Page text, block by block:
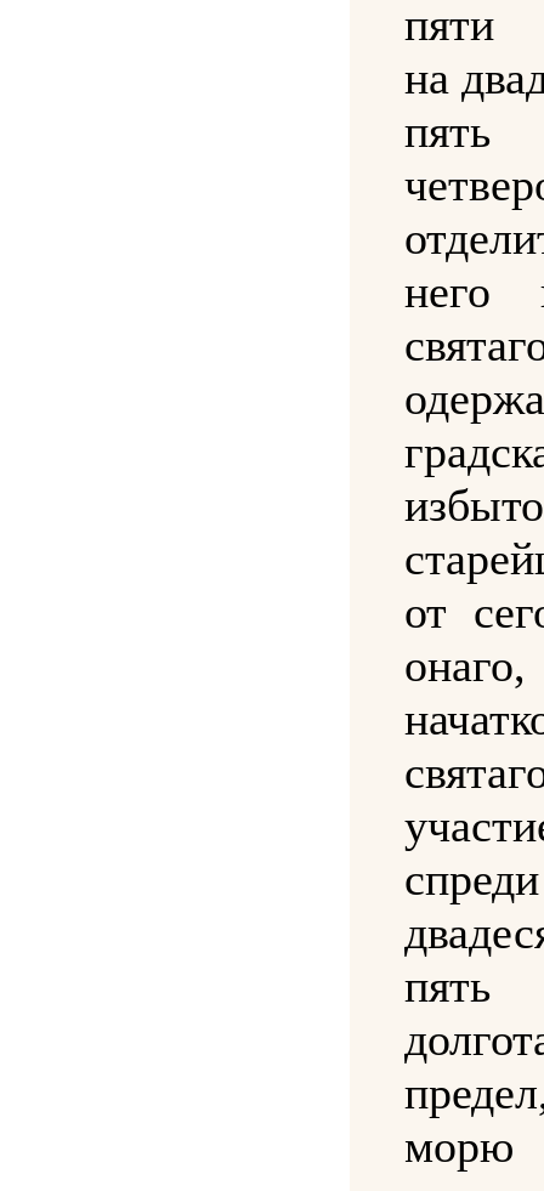
пяти
на
пять
него
от
пять